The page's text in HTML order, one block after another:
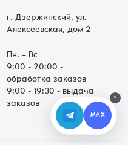
г. Дзержинский, ул.
Алексеевская, дом 2
Пн. – Вc
9:00 - 20:00 -
обработка заказов
9:00 - 19:30 - выдача
заказов
×
MAX